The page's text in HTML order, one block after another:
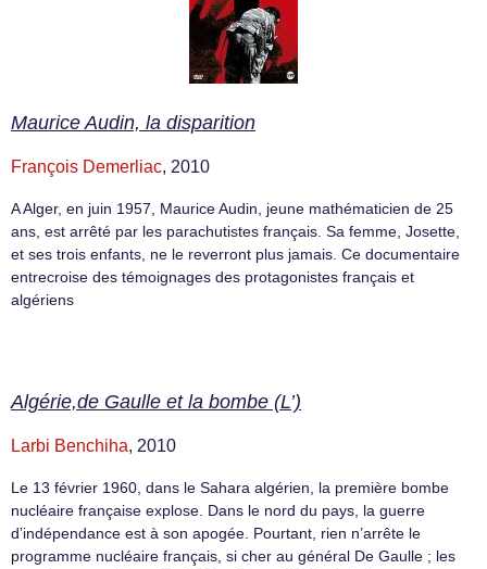
Maurice Audin, la disparition
François Demerliac, 2010
A Alger, en juin 1957, Maurice Audin, jeune mathématicien de 25
ans, est arrêté par les parachutistes français. Sa femme, Josette,
et ses trois enfants, ne le reverront plus jamais. Ce documentaire
entrecroise des témoignages des protagonistes français et
algériens
Algérie,de Gaulle et la bombe (L’)
Larbi Benchiha, 2010
Le 13 février 1960, dans le Sahara algérien, la première bombe
nucléaire française explose. Dans le nord du pays, la guerre
d’indépendance est à son apogée. Pourtant, rien n’arrête le
programme nucléaire français, si cher au général De Gaulle ; les